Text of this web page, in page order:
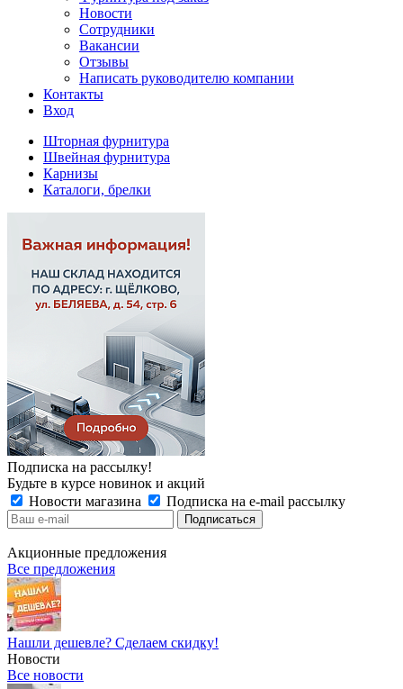
Новости
Сотрудники
Вакансии
Отзывы
Написать руководителю компании
Контакты
Вход
Шторная фурнитура
Швейная фурнитура
Карнизы
Каталоги, брелки
Подписка на рассылку!
Будьте в курсе новинок и акций
Новости магазина
Подписка на e-mail рассылку
Акционные предложения
Все предложения
Нашли дешевле? Сделаем скидку!
Новости
Все новости